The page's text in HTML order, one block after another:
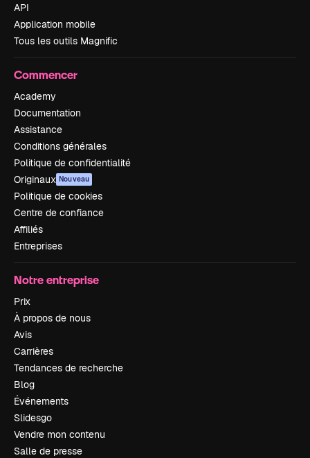
API
Application mobile
Tous les outils Magnific
Commencer
Academy
Documentation
Assistance
Conditions générales
Politique de confidentialité
Originaux Nouveau
Politique de cookies
Centre de confiance
Affiliés
Entreprises
Notre entreprise
Prix
À propos de nous
Avis
Carrières
Tendances de recherche
Blog
Événements
Slidesgo
Vendre mon contenu
Salle de presse